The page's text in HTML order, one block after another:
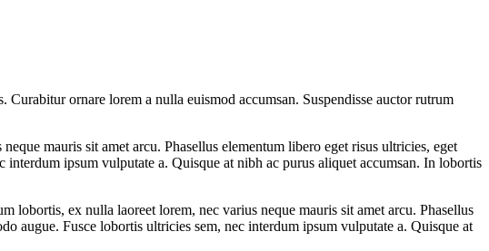
ornare lorem a nulla euismod accumsan. Suspendisse auctor rutrum
mauris sit amet arcu. Phasellus elementum libero eget risus ultricies, eget
ipsum vulputate a. Quisque at nibh ac purus aliquet accumsan. In lobortis
lobortis, ex nulla laoreet lorem, nec varius neque mauris sit amet arcu. Phasellus
augue. Fusce lobortis ultricies sem, nec interdum ipsum vulputate a. Quisque at